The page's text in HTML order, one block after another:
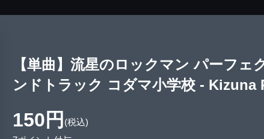
【単曲】流星のロックマン パーフ
ンドトラック コダマ小学校 - Kizuna
150円 (税込)